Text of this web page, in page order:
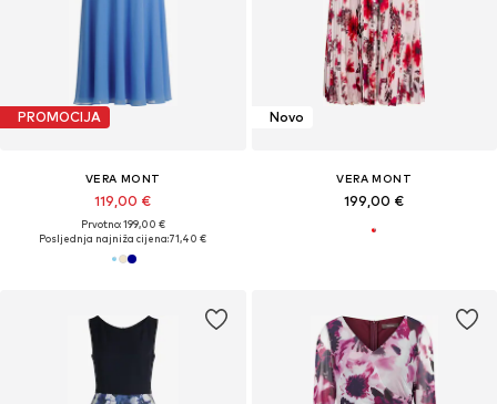
PROMOCIJA
VERA MONT
119,00 €
Prvotno: 199,00 €
Posljednja najniža cijena:71,40 €
Novo
VERA MONT
199,00 €